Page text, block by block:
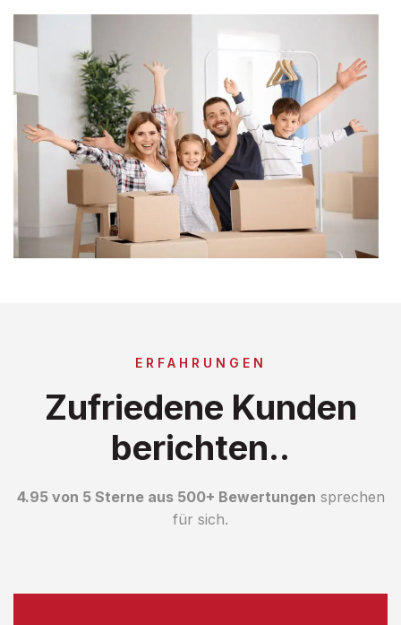
ERFAHRUNGEN
Zufriedene Kunden
berichten..
4.95 von 5 Sterne aus 500+ Bewertungen sprechen
für sich.